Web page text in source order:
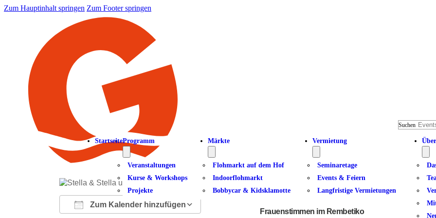
Zum Hauptinhalt springen Zum Footer springen
Suchen
StartseiteProgramm
Veranstaltungen
Kurse & Workshops
Projekte
Märkte
Flohmarkt auf dem Hof
Indoorflohmarkt
Bobbycar & Kidsklamotte
Vermietung
Seminaretage
Events & Feiern
Langfristige Vermietungen
Zum Kalender hinzufügen
Stella & Stella und Lefteris
Frauenstimmen im Rembetiko